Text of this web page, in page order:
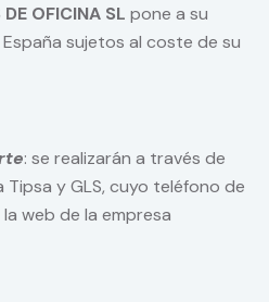
OFICINA SL pone a su
sujetos al coste de su
: se realizarán a través de
Tipsa y GLS, cuyo teléfono de
web de la empresa